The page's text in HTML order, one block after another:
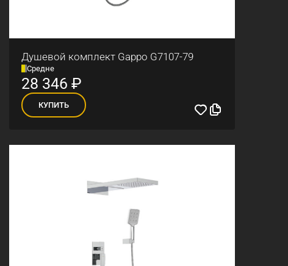
Душевой комплект Gappo G7107-79
Средне
28 346 ₽
КУПИТЬ